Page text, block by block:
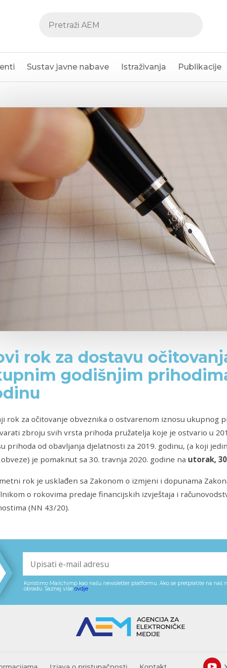
Sustav javne nabave Istraživanja Publikacije
rok za dostavu
godišnjim
rok za očitovanje obveznika o ostvarenom iznosu ukupnog
zbroju svih vrsta prihoda pružatelja koje je ostvario u
prihoda od obavljanja djelatnosti za 2019. godinu, (a koji
obveze) je pomaknut sa 30. travnja 2020. godine na utorak,
rok je usklađen sa Zakonom o izmjeni i dopunama
o rokovima predaje financijskih izvještaja i
(NN 43/20).
Koristimo Mailchimp kao našu newsletter platformu. Ako se pretplatite na
obradu. Saznaj više ovdje.